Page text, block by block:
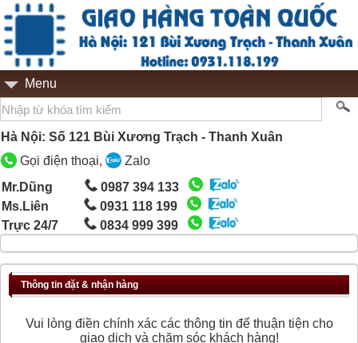
Menu
Hà Nội: Số 121 Bùi Xương Trạch - Thanh Xuân
Gọi điện thoại,
Zalo
Mr.Dũng
0987 394 133
Ms.Liên
0931 118 199
Trực 24/7
0834 999 399
Thông tin đặt & nhận hàng
Vui lòng điền chính xác các thông tin để thuận tiện cho
giao dịch và chăm sóc khách hàng!